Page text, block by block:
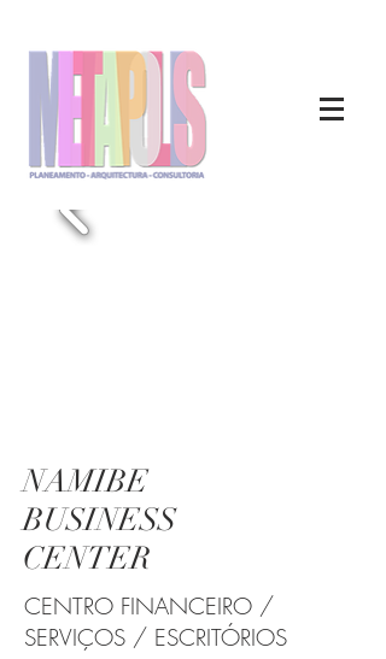
NAMIBE
BUSINESS
CENTER
CENTRO FINANCEIRO /
SERVIÇOS / ESCRITÓRIOS